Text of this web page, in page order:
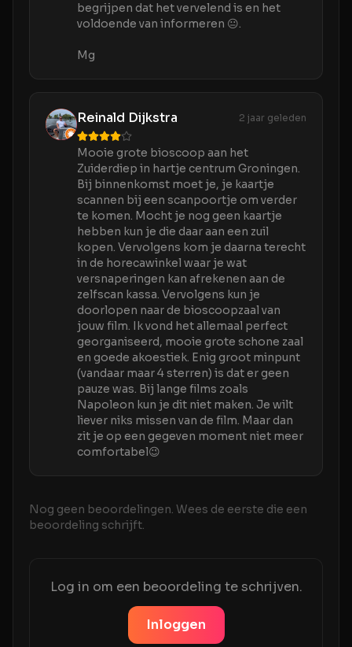
begrijpen dat het vervelend is en het
voldoende van informeren 😐.
Mg
Reinald Dijkstra 2 jaar geleden
Mooie grote bioscoop aan het
Zuiderdiep in hartje centrum Groningen.
Bij binnenkomst moet je, je kaartje
scannen bij een scanpoortje om verder
te komen. Mocht je nog geen kaartje
hebben kun je die daar aan een zuil
kopen. Vervolgens kom je daarna terecht
in de horecawinkel waar je wat
versnaperingen kan afrekenen aan de
zelfscan kassa. Vervolgens kun je
doorlopen naar de bioscoopzaal van
jouw film. Ik vond het allemaal perfect
georganiseerd, mooie grote schone zaal
en goede akoestiek. Enig groot minpunt
(vandaar maar 4 sterren) is dat er geen
pauze was. Bij lange films zoals
Napoleon kun je dit niet maken. Je wilt
liever niks missen van de film. Maar dan
zit je op een gegeven moment niet meer
comfortabel😉
Nog geen beoordelingen. Wees de eerste die een
beoordeling schrijft.
Log in om een beoordeling te schrijven.
Inloggen